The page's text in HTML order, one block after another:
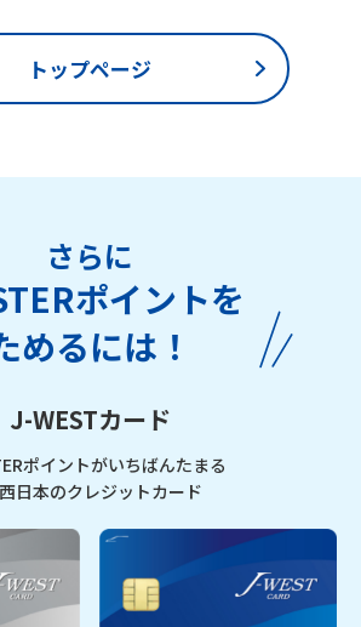
トップページ
さらに
ポイントを
めるには！
J-WESTカード
ポイントがいちばんたまる
日本のクレジットカード